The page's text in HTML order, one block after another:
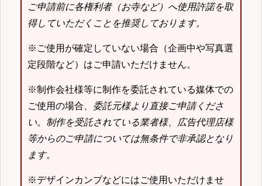
ご申請前に各権利者（お寺など）へ使用許諾を取
得していただくことを推奨しております。
※ご使用が確定していない場合（企画中や写真選
定段階など）はご申請いただけません。
※制作会社様等に制作を委託されている媒体での
ご使用の場合、 委託元様より直接ご申請くださ
い。 制作を受託されている業者様、広告代理店様
等からのご申請については無条件で非承認となり
ます。
※デザインカンプなどにはご使用いただけませ